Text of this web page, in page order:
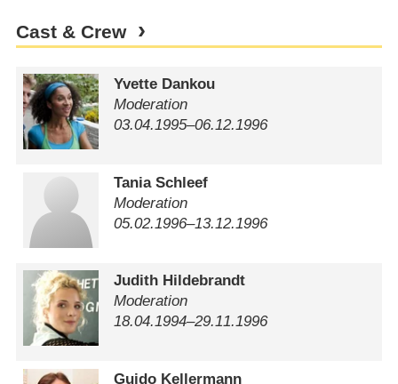
Cast & Crew
Yvette Dankou
Moderation
03.04.1995⁠–⁠06.12.1996
Tania Schleef
Moderation
05.02.1996⁠–⁠13.12.1996
Judith Hildebrandt
Moderation
18.04.1994⁠–⁠29.11.1996
Guido Kellermann